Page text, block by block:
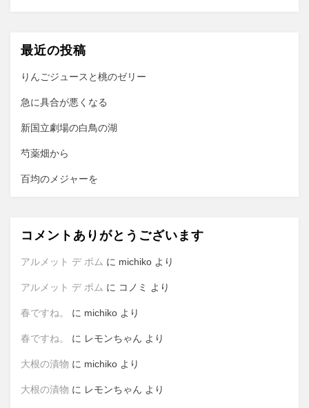
シ
ョ
ン
最近の投稿
りんごジュースと桃のゼリー
急に具合が悪くなる
新国立劇場の白鳥の湖
芍薬畑から
百均のメジャーを
コメントありがとうございます
アルメット デ ポム に michiko より
アルメット デ ポム に コノミ より
春ですね。 に michiko より
春ですね。 に レモンちゃん より
大根の漬物 に michiko より
大根の漬物 に レモンちゃん より